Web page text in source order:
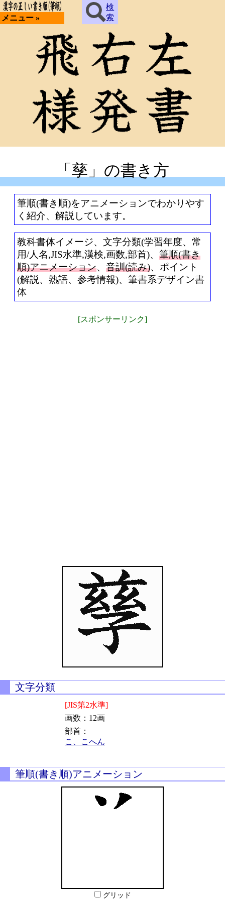
メニュー »
検
索
「孳」の書き方
筆順(書き順)をアニメーションでわかりやす
く紹介、解説しています。
教科書体イメージ、文字分類(学習年度、常
用/人名,JIS水準,漢検,画数,部首)、 筆順(書き
順)アニメーション、 音訓(読み)、ポイント
(解説、熟語、参考情報)、筆書系デザイン書
体
[スポンサーリンク]
文字分類
[JIS第2水準]
画数：12画
部首：
こ、こへん
筆順(書き順)アニメーション
グリッド